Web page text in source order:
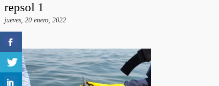
repsol 1
jueves, 20 enero, 2022